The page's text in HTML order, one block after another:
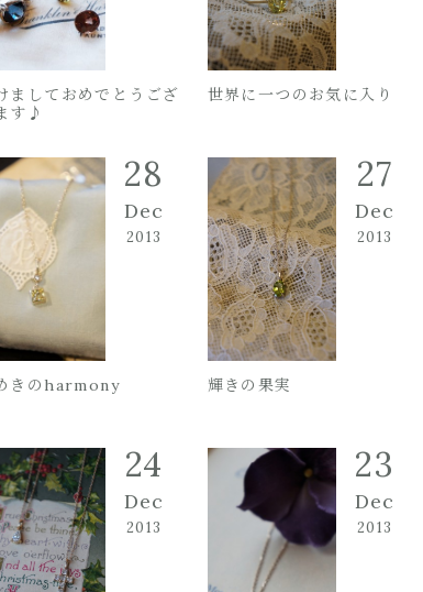
ましておめでとうござ
す♪
世界に一つのお気に入り
28
Dec
2013
きのharmony
27
Dec
2013
輝きの果実
24
Dec
2013
23
Dec
2013